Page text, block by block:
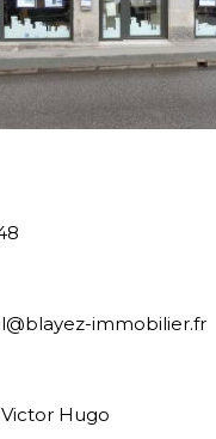
immobilier.fr
Hugo